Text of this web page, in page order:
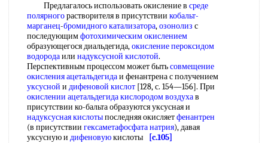
Предлагалось использовать окисление в среде
полярногорастворителя в присутствии кобальт-
марганец-бромидногокатализатора,озонолиз с
последующимфотохимическим окислением
образующегося диальдегида,окисление пероксидом
водородаили надуксусной кислотой.
Перспективным процессом может бытьсовмещение
окисления ацетальдегидаи фенантрена с получением
уксусной и дифеновой кислот [128, с. 154—156]. При
окислении ацетальдегидакислородом воздухав
присутствии ко-бальта образуются уксусная и
надуксусная кислотыпоследняя окисляетфенантрен
(в присутствии гексаметафосфата натрия), давая
уксусную и дифеновуюкислоты [c.105]